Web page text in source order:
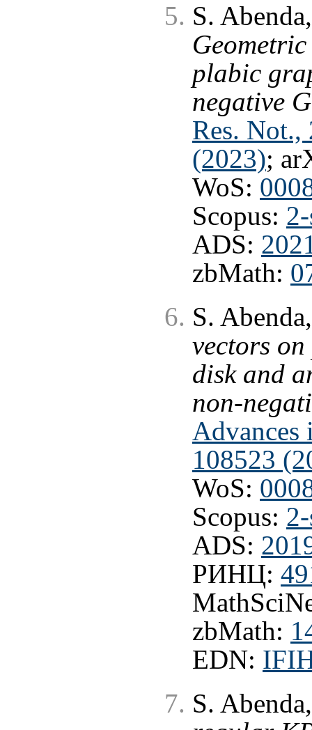
S.
plabic
negative
Res. Not.,
(2023);
WoS:
Scopus:
ADS:
zbMath:
S.
vectors
disk and
non-
Advances
108523
WoS:
Scopus:
ADS:
РИНЦ:
zbMath:
EDN:
S.